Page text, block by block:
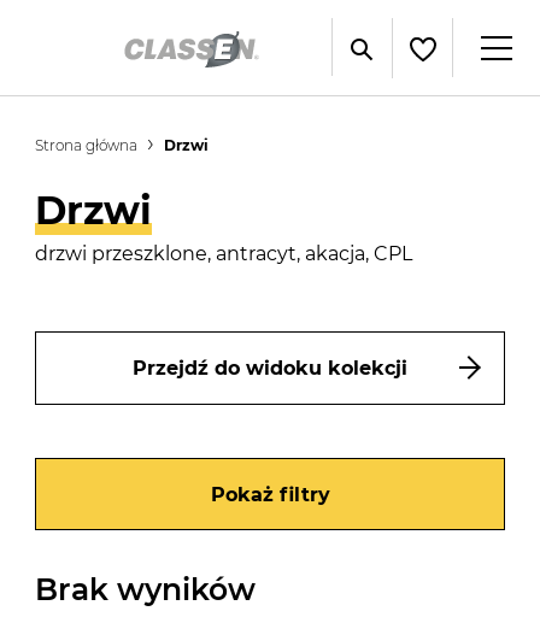
Strona główna Drzwi
Drzwi
drzwi przeszklone, antracyt, akacja, CPL
Przejdź do widoku kolekcji
Pokaż filtry
Brak wyników